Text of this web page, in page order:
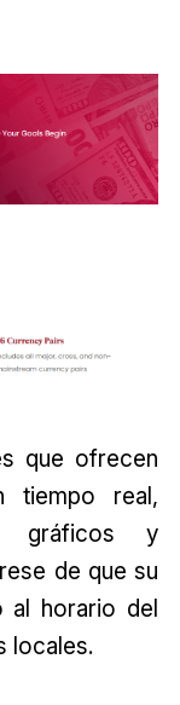
que ofrecen
tiempo real,
gráficos y
de que su
al horario del
locales.